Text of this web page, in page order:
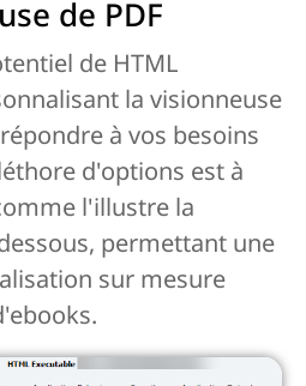
de PDF
de HTML
la visionneuse
à vos besoins
d'options est à
l'illustre la
permettant une
sur mesure